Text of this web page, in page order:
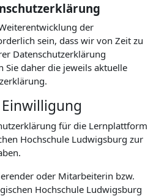
der
sein, dass wir von Zeit zu
Datenschutzerklärung
Sie daher die jeweils aktuelle
für die Lernplattform
Hochschule Ludwigsburg zur
oder Mitarbeiterin bzw.
Hochschule Ludwigsburg